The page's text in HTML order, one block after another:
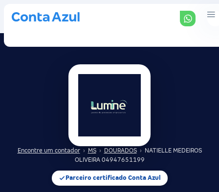
Encontre um contador › MS › DOURADOS ›
NATIELLE MEDEIROS
OLIVEIRA 04947651199
Parceiro certificado Conta Azul